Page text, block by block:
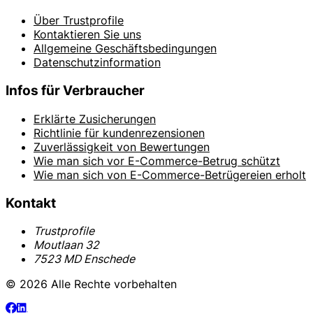
Über Trustprofile
Kontaktieren Sie uns
Allgemeine Geschäftsbedingungen
Datenschutzinformation
Infos für Verbraucher
Erklärte Zusicherungen
Richtlinie für kundenrezensionen
Zuverlässigkeit von Bewertungen
Wie man sich vor E-Commerce-Betrug schützt
Wie man sich von E-Commerce-Betrügereien erholt
Kontakt
Trustprofile
Moutlaan 32
7523 MD Enschede
© 2026 Alle Rechte vorbehalten